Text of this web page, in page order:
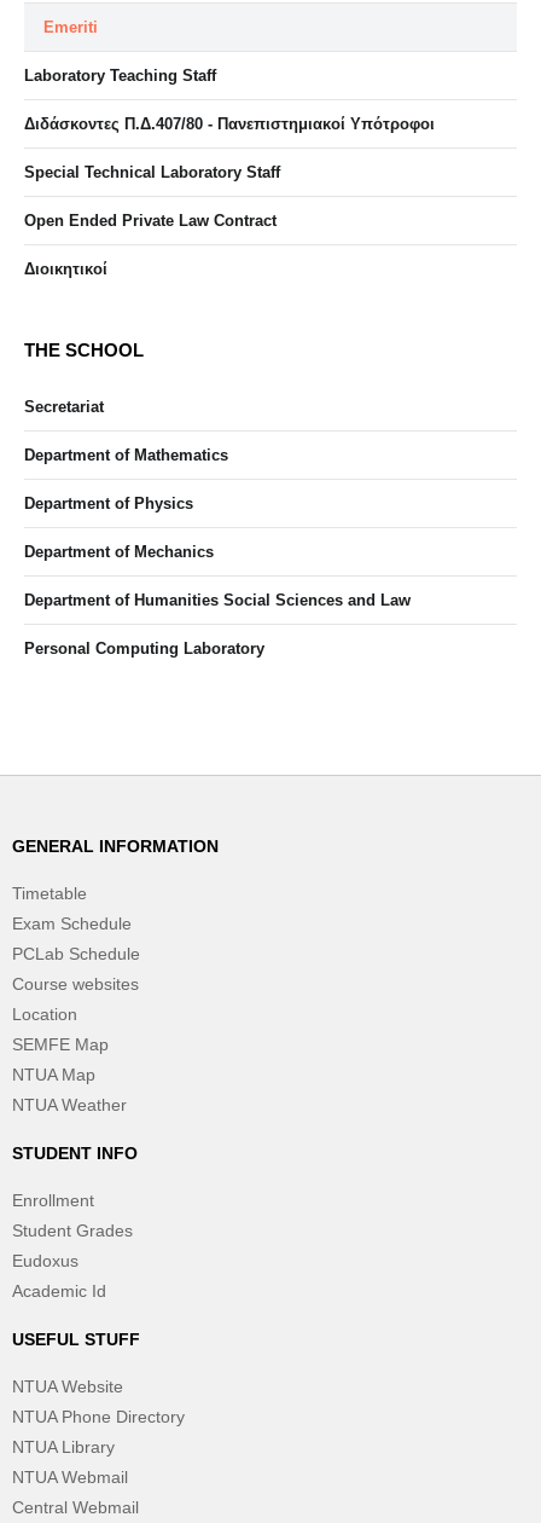
Emeriti
Laboratory Teaching Staff
Διδάσκοντες Π.Δ.407/80 - Πανεπιστημιακοί Υπότροφοι
Special Technical Laboratory Staff
Open Ended Private Law Contract
Διοικητικοί
THE SCHOOL
Secretariat
Department of Mathematics
Department of Physics
Department of Mechanics
Department of Humanities Social Sciences and Law
Personal Computing Laboratory
GENERAL INFORMATION
Timetable
Exam Schedule
PCLab Schedule
Course websites
Location
SEMFE Map
NTUA Map
NTUA Weather
STUDENT INFO
Enrollment
Student Grades
Eudoxus
Academic Id
USEFUL STUFF
NTUA Website
NTUA Phone Directory
NTUA Library
NTUA Webmail
Central Webmail